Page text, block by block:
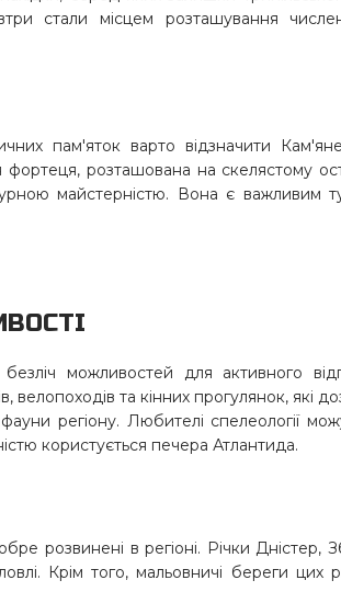
стали місцем розташування
пам'яток варто відзначити
фортеця, розташована на скелястому
майстерністю. Вона є важливим
безліч можливостей для активного
велопоходів та кінних прогулянок, які
регіону. Любителі спелеології
користується печера Атлантида.
розвинені в регіоні. Річки
Крім того, мальовничі береги цих